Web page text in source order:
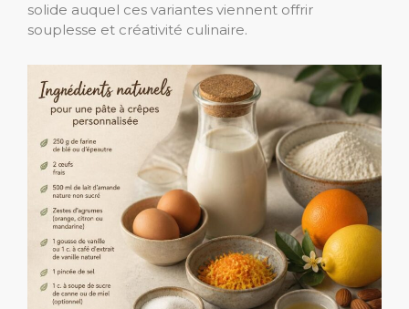
solide auquel ces variantes viennent offrir
souplesse et créativité culinaire.